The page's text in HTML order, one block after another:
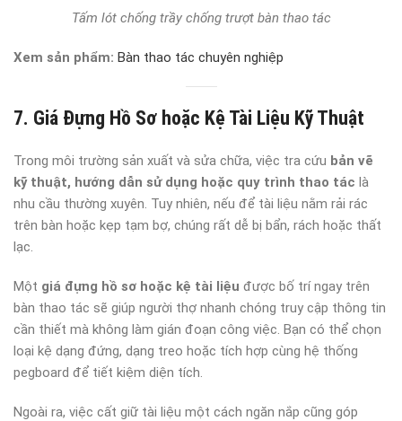
Tấm lót chống trầy chống trượt bàn thao tác
Xem sản phẩm: Bàn thao tác chuyên nghiệp
7. Giá Đựng Hồ Sơ hoặc Kệ Tài Liệu Kỹ Thuật
Trong môi trường sản xuất và sửa chữa, việc tra cứu bản vẽ
kỹ thuật, hướng dẫn sử dụng hoặc quy trình thao tác là
nhu cầu thường xuyên. Tuy nhiên, nếu để tài liệu nằm rải rác
trên bàn hoặc kẹp tạm bợ, chúng rất dễ bị bẩn, rách hoặc thất
lạc.
Một giá đựng hồ sơ hoặc kệ tài liệu được bố trí ngay trên
bàn thao tác sẽ giúp người thợ nhanh chóng truy cập thông tin
cần thiết mà không làm gián đoạn công việc. Bạn có thể chọn
loại kệ dạng đứng, dạng treo hoặc tích hợp cùng hệ thống
pegboard để tiết kiệm diện tích.
Ngoài ra, việc cất giữ tài liệu một cách ngăn nắp cũng góp